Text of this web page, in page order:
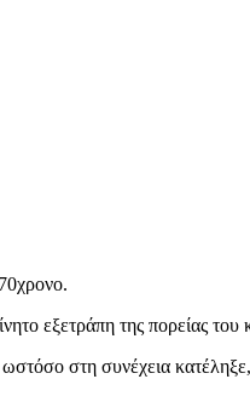
εξετράπη της πορείας
στη συνέχεια